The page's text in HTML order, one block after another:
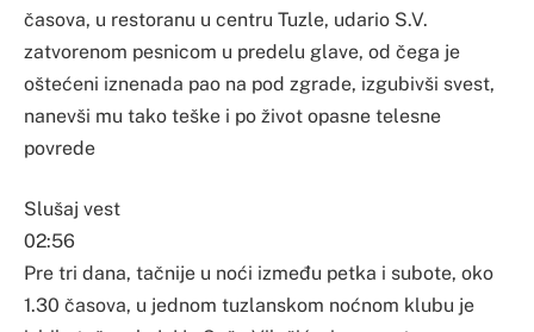
časova, u restoranu u centru Tuzle, udario S.V.
zatvorenom pesnicom u predelu glave, od čega je
oštećeni iznenada pao na pod zgrade, izgubivši svest,
nanevši mu tako teške i po život opasne telesne
povrede
Slušaj vest
02:56
Pre tri dana, tačnije u noći između petka i subote, oko
1.30 časova, u jednom tuzlanskom noćnom klubu je